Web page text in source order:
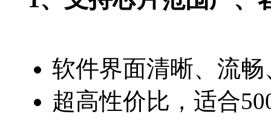
软件界面清晰、流
超高性价比，适合